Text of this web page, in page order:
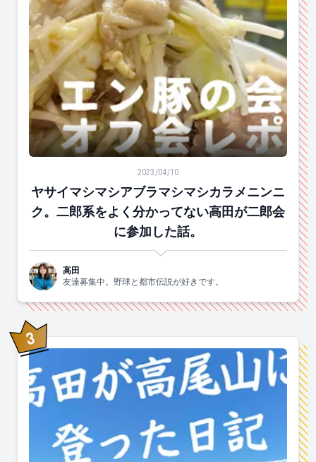
ヤサイマシマシアブラマシマシカラメニンニク。二郎
2023/04/10
ヤサイマシマシアブラマシマシカラメニンニ
ク。二郎系をよく分かってない高田が二郎会
に参加した話。
高田
友達募集中。野球と都市伝説が好きです。
3位